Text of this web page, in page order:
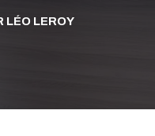
LÉO LEROY